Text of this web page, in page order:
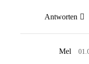
Antworten
Mel